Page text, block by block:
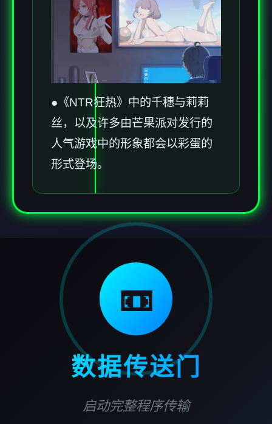
●《NTR狂热》中的千穗与莉莉
丝，以及许多由芒果派对发行的
人气游戏中的形象都会以彩蛋的
形式登场。
📼
数据传送门
启动完整程序传输